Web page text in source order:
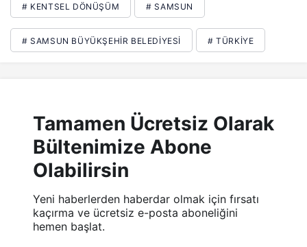
# KENTSEL DÖNÜŞÜM # SAMSUN
# SAMSUN BÜYÜKŞEHIR BELEDIYESI # TÜRKIYE
Tamamen Ücretsiz Olarak
Bültenimize Abone
Olabilirsin
Yeni haberlerden haberdar olmak için fırsatı
kaçırma ve ücretsiz e-posta aboneliğini
hemen başlat.